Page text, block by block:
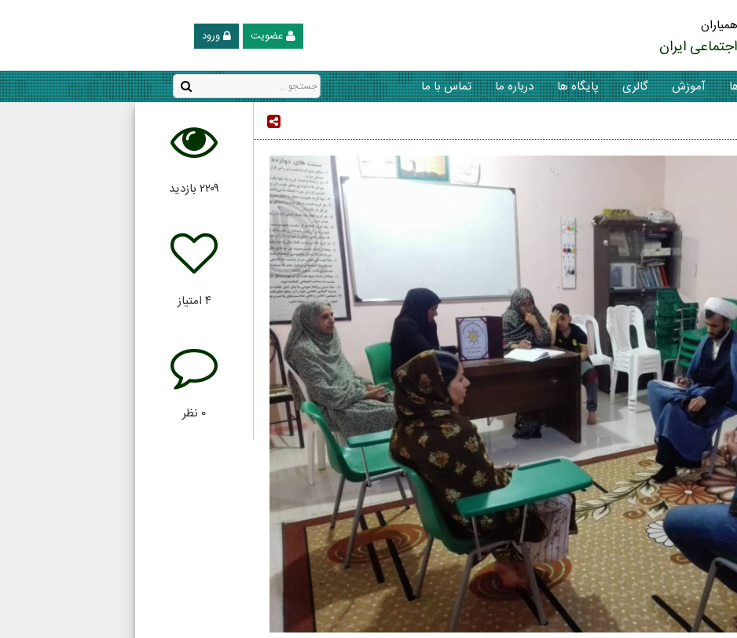
ایران ورود عضویت
آموزش گالری پایگاه ها درباره ما تماس با ما
۲۲۰۹ بازدید
۴ امتیاز
۰ نظر